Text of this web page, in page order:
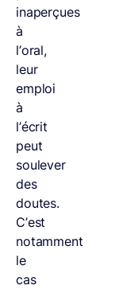
inaperçues
à
l’oral,
leur
emploi
à
l’écrit
peut
soulever
des
doutes.
C’est
notamment
le
cas